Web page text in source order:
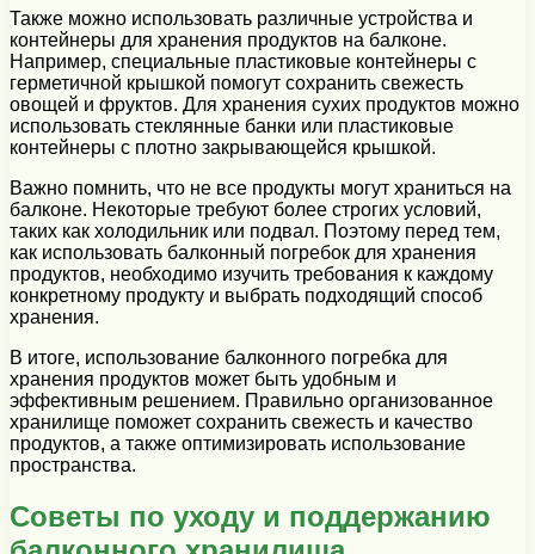
Также можно использовать различные устройства и
контейнеры для хранения продуктов на балконе.
Например, специальные пластиковые контейнеры с
герметичной крышкой помогут сохранить свежесть
овощей и фруктов. Для хранения сухих продуктов можно
использовать стеклянные банки или пластиковые
контейнеры с плотно закрывающейся крышкой.
Важно помнить, что не все продукты могут храниться на
балконе. Некоторые требуют более строгих условий,
таких как холодильник или подвал. Поэтому перед тем,
как использовать балконный погребок для хранения
продуктов, необходимо изучить требования к каждому
конкретному продукту и выбрать подходящий способ
хранения.
В итоге, использование балконного погребка для
хранения продуктов может быть удобным и
эффективным решением. Правильно организованное
хранилище поможет сохранить свежесть и качество
продуктов, а также оптимизировать использование
пространства.
Советы по уходу и поддержанию